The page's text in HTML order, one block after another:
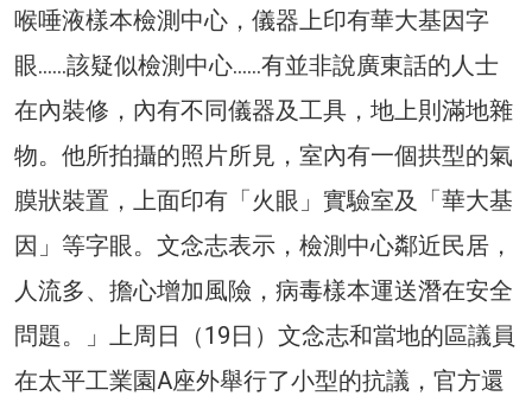
喉唾液樣本檢測中心，儀器上印有華大基因字
眼……該疑似檢測中心……有並非說廣東話的人士
在內裝修，內有不同儀器及工具，地上則滿地雜
物。他所拍攝的照片所見，室內有一個拱型的氣
膜狀裝置，上面印有「火眼」實驗室及「華大基
因」等字眼。文念志表示，檢測中心鄰近民居，
人流多、擔心增加風險，病毒樣本運送潛在安全
問題。」上周日（19日）文念志和當地的區議員
在太平工業園A座外舉行了小型的抗議，官方還